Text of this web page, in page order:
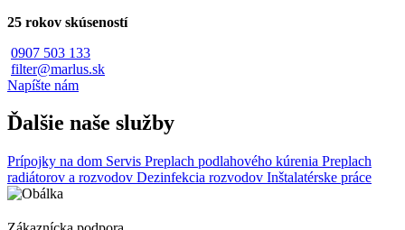
25 rokov skúseností
0907 503 133
filter@marlus.sk
Napíšte nám
Ďalšie naše služby
Prípojky na dom Servis Preplach podlahového kúrenia Preplach
radiátorov a rozvodov Dezinfekcia rozvodov Inštalatérske práce